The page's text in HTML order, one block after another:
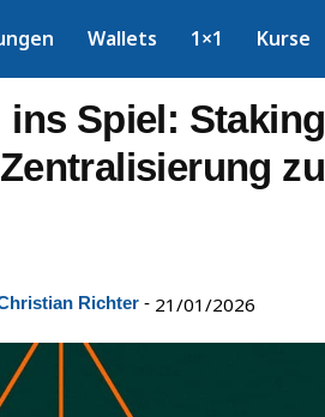
Wallets 1×1 Kurse
Spiel: Staking
zu
Richter - 21/01/2026